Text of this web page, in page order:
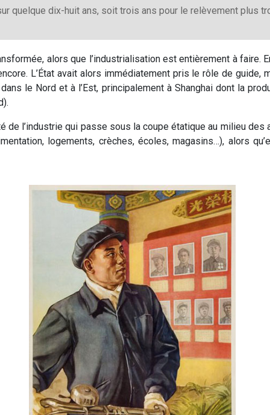
quelque dix-huit ans, soit trois ans pour le relèvement plus
alors que l’industrialisation est entièrement à faire.
L’État avait alors immédiatement pris le rôle de
le Nord et à l’Est, principalement à Shanghai dont la
de l’industrie qui passe sous la coupe étatique au milieu des
logements, crèches, écoles, magasins…), alors